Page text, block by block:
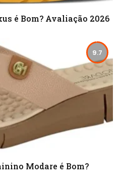
é Bom? Avaliação 2026
9.7
Modare é Bom?